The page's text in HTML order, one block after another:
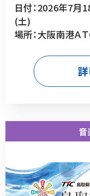
日付：2026年7月
(土)
場所：大阪南港Ａ
詳
音